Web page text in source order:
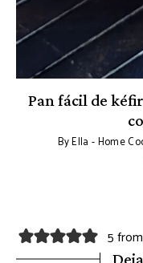
Pan fácil de
ByElla - Home
5